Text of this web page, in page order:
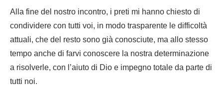
Alla fine del nostro incontro, i preti mi hanno chiesto di
condividere con tutti voi, in modo trasparente le difficoltà
attuali, che del resto sono già conosciute, ma allo stesso
tempo anche di farvi conoscere la nostra determinazione
a risolverle, con l’aiuto di Dio e impegno totale da parte di
tutti noi.